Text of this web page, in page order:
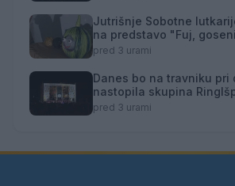
Jutrišnje Sobotne
na predstavo "Fuj,
pred 3 urami
Danes bo na travniku pri
nastopila skupina
pred 3 urami